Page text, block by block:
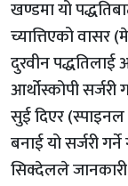
खण्डमा यो
च्यात्तिएको वासर
दुरवीन पद्धतिलाई
आर्थोस्कोपी सर्जरी
सुई दिएर (स्पाइनल
बनाई यो सर्जरी
सिक्देलले जानकारी